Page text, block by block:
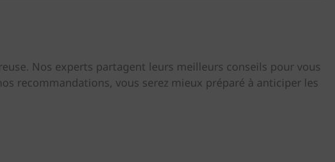
Nos experts partagent leurs meilleurs conseils pour vous
recommandations, vous serez mieux préparé à anticiper les